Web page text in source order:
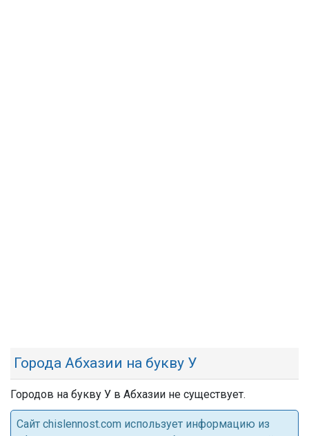
Города Абхазии на букву У
Городов на букву У в Абхазии не существует.
Cайт chislennost.com использует информацию из